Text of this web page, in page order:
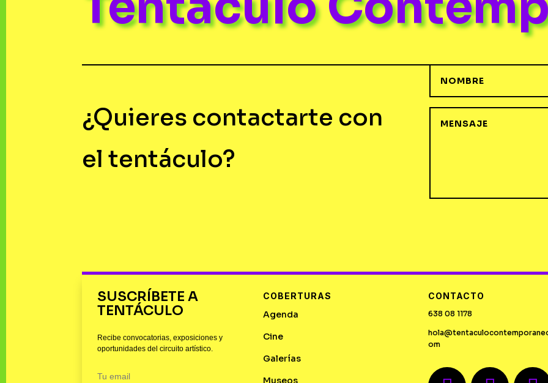
¿Quieres contactarte con
el tentáculo?
SUSCRÍBETE A
TENTÁCULO
Recibe convocatorias, exposiciones y
oportunidades del circuito artístico.
COBERTURAS
Agenda
Cine
Galerías
Museos
CONTACTO
638 08 1178
om